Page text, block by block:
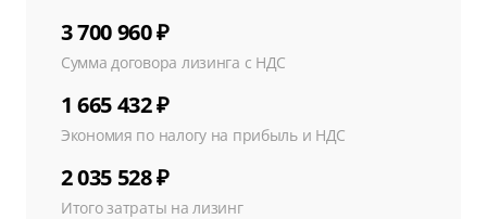
3 700 960 ₽
Сумма договора лизинга с НДС
1 665 432 ₽
Экономия по налогу на прибыль и НДС
2 035 528 ₽
Итого затраты на лизинг